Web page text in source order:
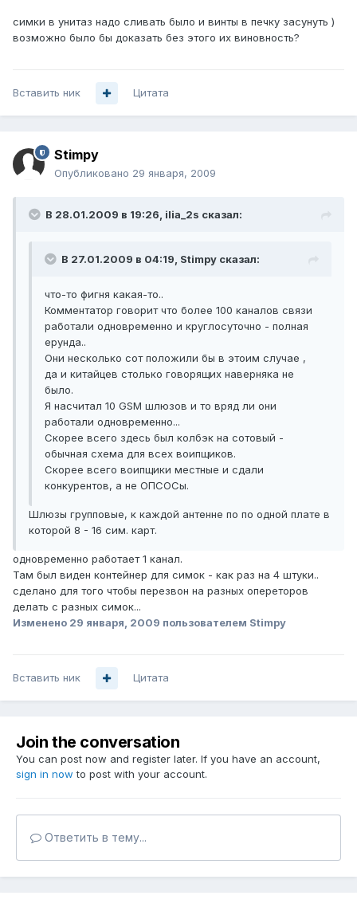
симки в унитаз надо сливать было и винты в печку засунуть )
возможно было бы доказать без этого их виновность?
Вставить ник Цитата
Stimpy
Опубликовано 29 января, 2009
В 28.01.2009 в 19:26, ilia_2s сказал:
В 27.01.2009 в 04:19, Stimpy сказал:
что-то фигня какая-то..
Комментатор говорит что более 100 каналов связи
работали одновременно и круглосуточно - полная
ерунда..
Они несколько сот положили бы в этоим случае ,
да и китайцев столько говорящих наверняка не
было.
Я насчитал 10 GSM шлюзов и то вряд ли они
работали одновременно...
Скорее всего здесь был колбэк на сотовый -
обычная схема для всех воипщиков.
Скорее всего воипщики местные и сдали
конкурентов, а не ОПСОСы.
Шлюзы групповые, к каждой антенне по по одной плате в
которой 8 - 16 сим. карт.
одновременно работает 1 канал.
Там был виден контейнер для симок - как раз на 4 штуки..
сделано для того чтобы перезвон на разных опереторов
делать с разных симок...
Изменено 29 января, 2009 пользователем Stimpy
Вставить ник Цитата
Join the conversation
You can post now and register later. If you have an account,
sign in now to post with your account.
Ответить в тему...